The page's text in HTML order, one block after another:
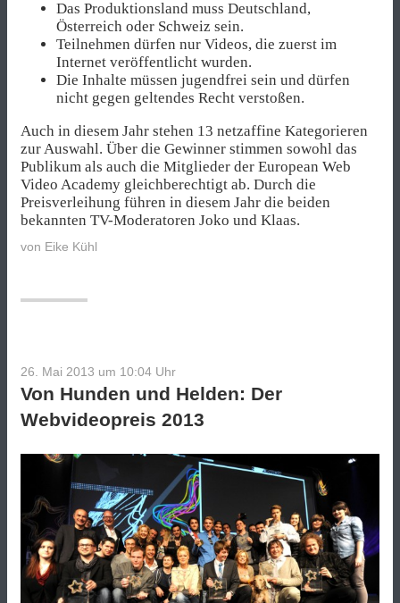
Das Produktionsland muss Deutschland,
Österreich oder Schweiz sein.
Teilnehmen dürfen nur Videos, die zuerst im
Internet veröffentlicht wurden.
Die Inhalte müssen jugendfrei sein und dürfen
nicht gegen geltendes Recht verstoßen.
Auch in diesem Jahr stehen 13 netzaffine Kategorieren
zur Auswahl. Über die Gewinner stimmen sowohl das
Publikum als auch die Mitglieder der European Web
Video Academy gleichberechtigt ab. Durch die
Preisverleihung führen in diesem Jahr die beiden
bekannten TV-Moderatoren Joko und Klaas.
von Eike Kühl
26. Mai 2013 um 10:04 Uhr
Von Hunden und Helden: Der
Webvideopreis 2013